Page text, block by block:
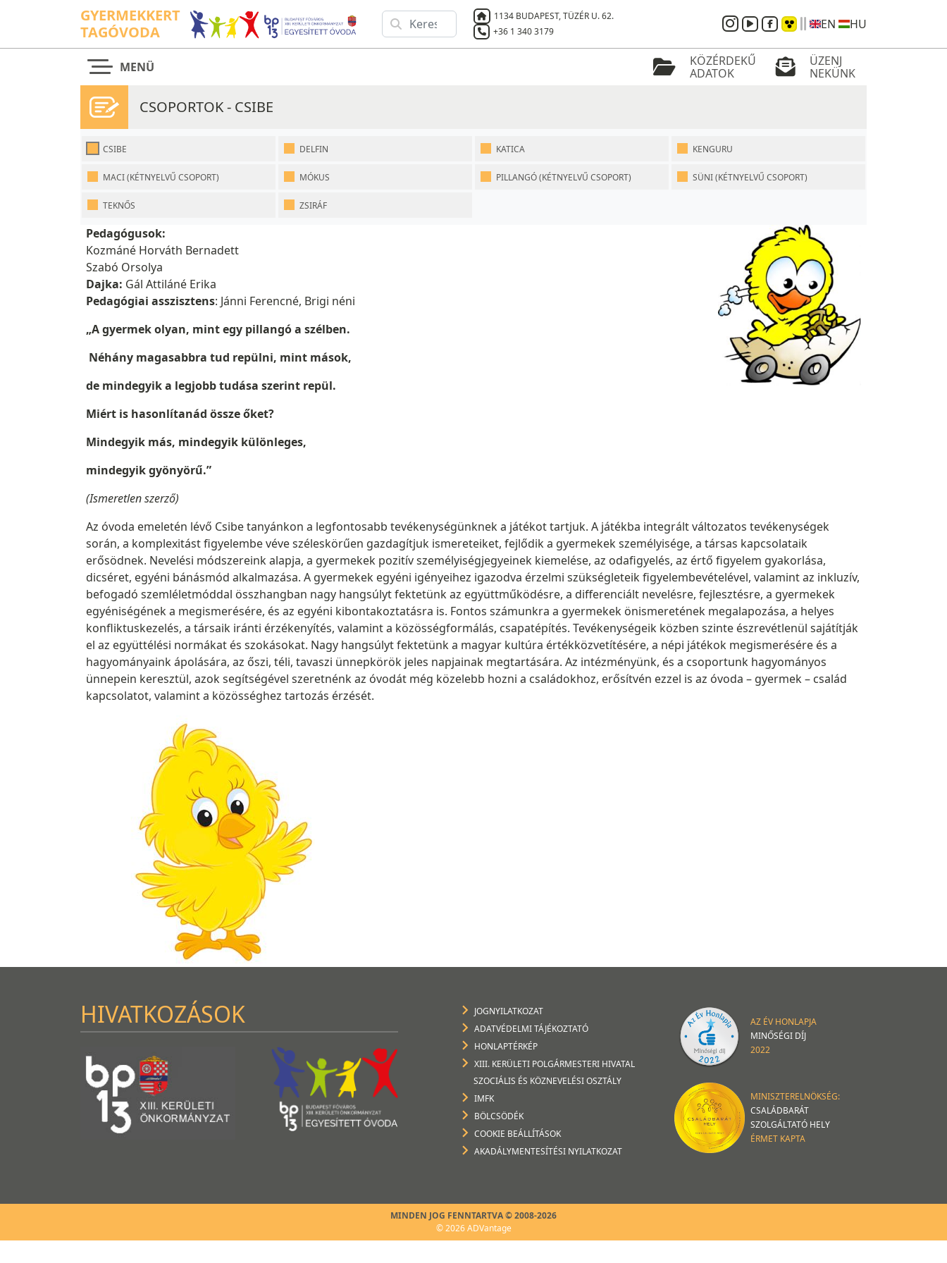
GYERMEKKERT
TAGÓVODA
1134 BUDAPEST, TÜZÉR U. 62.
+36 1 340 3179
EN HU
MENÜ
KÖZÉRDEKŰ
ADATOK
ÜZENJ
NEKÜNK
CSOPORTOK - CSIBE
CSIBE DELFIN KATICA KENGURU
MACI (KÉTNYELVŰ CSOPORT) MÓKUS PILLANGÓ (KÉTNYELVŰ CSOPORT) SÜNI (KÉTNYELVŰ CSOPORT)
TEKNŐS ZSIRÁF
Pedagógusok:
Kozmáné Horváth Bernadett
Szabó Orsolya
Dajka: Gál Attiláné Erika
Pedagógiai asszisztens: Jánni Ferencné, Brigi néni
„A gyermek olyan, mint egy pillangó a szélben.
Néhány magasabbra tud repülni, mint mások,
de mindegyik a legjobb tudása szerint repül.
Miért is hasonlítanád össze őket?
Mindegyik más, mindegyik különleges,
mindegyik gyönyörű.”
(Ismeretlen szerző)
Az óvoda emeletén lévő Csibe tanyánkon a legfontosabb tevékenységünknek a játékot tartjuk. A játékba integrált változatos tevékenységek
során, a komplexitást figyelembe véve széleskörűen gazdagítjuk ismereteiket, fejlődik a gyermekek személyisége, a társas kapcsolataik
erősödnek. Nevelési módszereink alapja, a gyermekek pozitív személyiségjegyeinek kiemelése, az odafigyelés, az értő figyelem gyakorlása,
dicséret, egyéni bánásmód alkalmazása. A gyermekek egyéni igényeihez igazodva érzelmi szükségleteik figyelembevételével, valamint az inkluzív,
befogadó szemléletmóddal összhangban nagy hangsúlyt fektetünk az együttműködésre, a differenciált nevelésre, fejlesztésre, a gyermekek
egyéniségének a megismerésére, és az egyéni kibontakoztatásra is. Fontos számunkra a gyermekek önismeretének megalapozása, a helyes
konfliktuskezelés, a társaik iránti érzékenyítés, valamint a közösségformálás, csapatépítés. Tevékenységeik közben szinte észrevétlenül sajátítják
el az együttélési normákat és szokásokat. Nagy hangsúlyt fektetünk a magyar kultúra értékközvetítésére, a népi játékok megismerésére és a
hagyományaink ápolására, az őszi, téli, tavaszi ünnepkörök jeles napjainak megtartására. Az intézményünk, és a csoportunk hagyományos
ünnepein keresztül, azok segítségével szeretnénk az óvodát még közelebb hozni a családokhoz, erősítvén ezzel is az óvoda – gyermek – család
kapcsolatot, valamint a közösséghez tartozás érzését.
HIVATKOZÁSOK
JOGNYILATKOZAT
ADATVÉDELMI TÁJÉKOZTATÓ
HONLAPTÉRKÉP
XIII. KERÜLETI POLGÁRMESTERI HIVATAL
SZOCIÁLIS ÉS KÖZNEVELÉSI OSZTÁLY
IMFK
BÖLCSÖDÉK
COOKIE BEÁLLÍTÁSOK
AKADÁLYMENTESÍTÉSI NYILATKOZAT
AZ ÉV HONLAPJA
MINŐSÉGI DÍJ
2022
MINISZTERELNÖKSÉG:
CSALÁDBARÁT
SZOLGÁLTATÓ HELY
ÉRMET KAPTA
MINDEN JOG FENNTARTVA © 2008-2026
© 2026 ADVantage